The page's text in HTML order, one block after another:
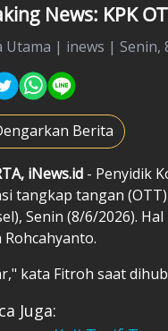
News: KPK
Utama | inews | Senin,
Berita
iNews.id - Penyidik
tangkap tangan
Senin (8/6/2026).
Rohcahyanto.
kata Fitroh saat
Juga: